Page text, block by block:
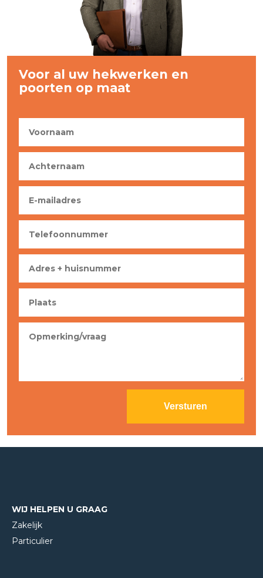
Voor al uw hekwerken en
poorten op maat
WIJ HELPEN U GRAAG
Zakelijk
Particulier